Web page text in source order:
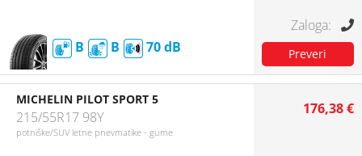
B B 70
MICHELIN PILOT SPORT 5
215/55R17 98Y
potniške/SUV letne pnevmatike - gume
176,38 €